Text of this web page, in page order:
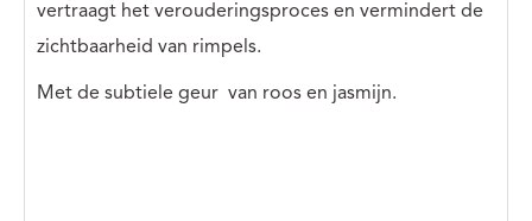
vertraagt ​​het verouderingsproces en vermindert de
zichtbaarheid van rimpels.
Met de subtiele geur van roos en jasmijn.